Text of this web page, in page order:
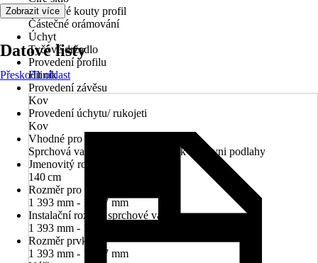
Sprchové kouty profil
Částečné orámování
Úchyt
Tyčové držadlo
Provedení profilu
Hliník
Provedení závěsu
Kov
Provedení úchytu/ rukojeti
Kov
Vhodné pro
Sprchová vanička, Sprchový prvek v úrovni podlahy
Jmenovitý rozměr v cm
140 cm
Rozměr pro instalaci do niky
1 393 mm - 1 407 mm
Instalační rozměr sprchové vaničky
1 393 mm - 1 407 mm
Rozměr prvku
1 393 mm - 1 407 mm
Zobrazit více
Datové listy
Přeskočit oblast